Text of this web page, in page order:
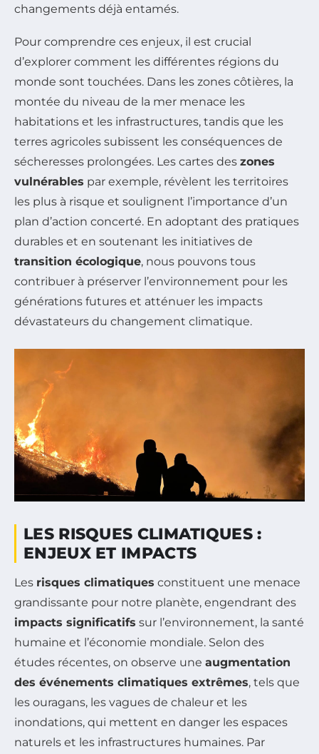
changements déjà entamés.
Pour comprendre ces enjeux, il est crucial
d’explorer comment les différentes régions du
monde sont touchées. Dans les zones côtières, la
montée du niveau de la mer menace les
habitations et les infrastructures, tandis que les
terres agricoles subissent les conséquences de
sécheresses prolongées. Les cartes des zones
vulnérables par exemple, révèlent les territoires
les plus à risque et soulignent l’importance d’un
plan d’action concerté. En adoptant des pratiques
durables et en soutenant les initiatives de
transition écologique, nous pouvons tous
contribuer à préserver l’environnement pour les
générations futures et atténuer les impacts
dévastateurs du changement climatique.
LES RISQUES CLIMATIQUES :
ENJEUX ET IMPACTS
Les risques climatiques constituent une menace
grandissante pour notre planète, engendrant des
impacts significatifs sur l’environnement, la santé
humaine et l’économie mondiale. Selon des
études récentes, on observe une augmentation
des événements climatiques extrêmes, tels que
les ouragans, les vagues de chaleur et les
inondations, qui mettent en danger les espaces
naturels et les infrastructures humaines. Par